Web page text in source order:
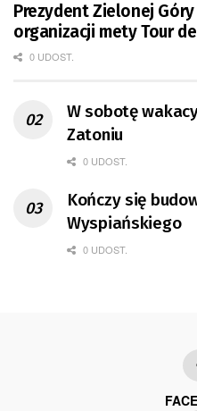
Prezydent Zielonej
organizacji mety Tour
0 UDOST.
W sobotę
Zatoniu
0 UDOST.
Kończy się
Wyspiańskiego
0 UDOST.